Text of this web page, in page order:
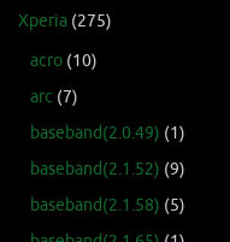
Xperia (275)
acro (10)
arc (7)
baseband(2.0.49) (1)
baseband(2.1.52) (9)
baseband(2.1.58) (5)